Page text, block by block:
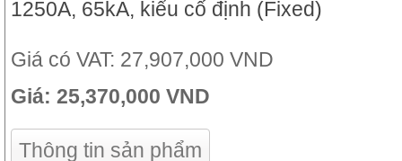
1250A, 65kA, kiểu cố định (Fixed)
Giá có VAT: 27,907,000 VND
Giá: 25,370,000 VND
Thông tin sản phẩm